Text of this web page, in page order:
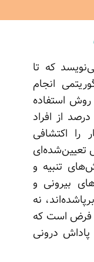
در درایو (۲۰۰۹) می‌نویسد که تا
انجام
روش استفاده
می‌کردند؛ اما در حال حاضر ۷۰ درصد از افراد
را اکتشافی
تعیین‌شده‌ای
تنبیه و
بیرونی و
نه
فرض است که
درونی